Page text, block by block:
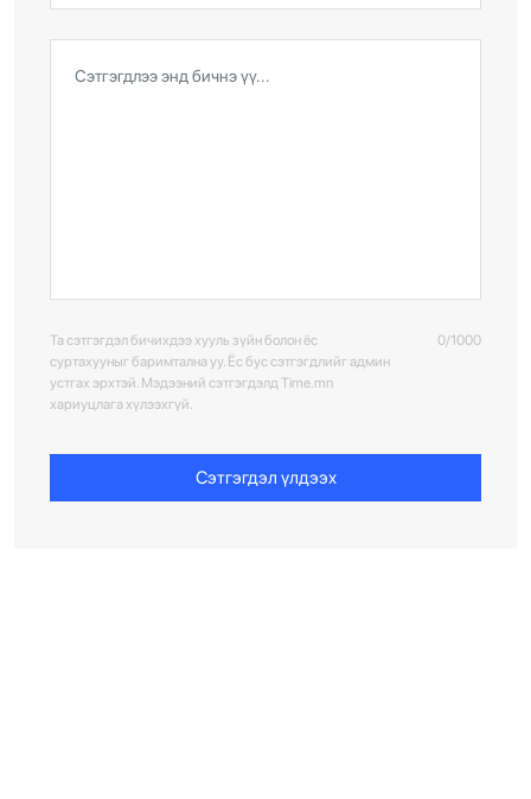
Та сэтгэгдэл бичихдээ хууль зүйн болон ёс
суртахууныг баримтална уу. Ёс бус сэтгэгдлийг админ
устгах эрхтэй. Мэдээний сэтгэгдэлд Time.mn
хариуцлага хүлээхгүй.
0/1000
Сэтгэгдэл үлдээх